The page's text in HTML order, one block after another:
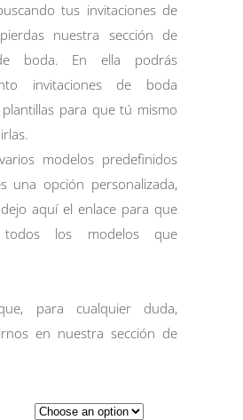
tus invitaciones de
nuestra sección de
boda. En ella podrás
invitaciones de boda
para que tú mismo
modelos predefinidos
una opción personalizada,
aquíel enlace para que
los modelos que
para cualquier duda,
en nuestra sección de